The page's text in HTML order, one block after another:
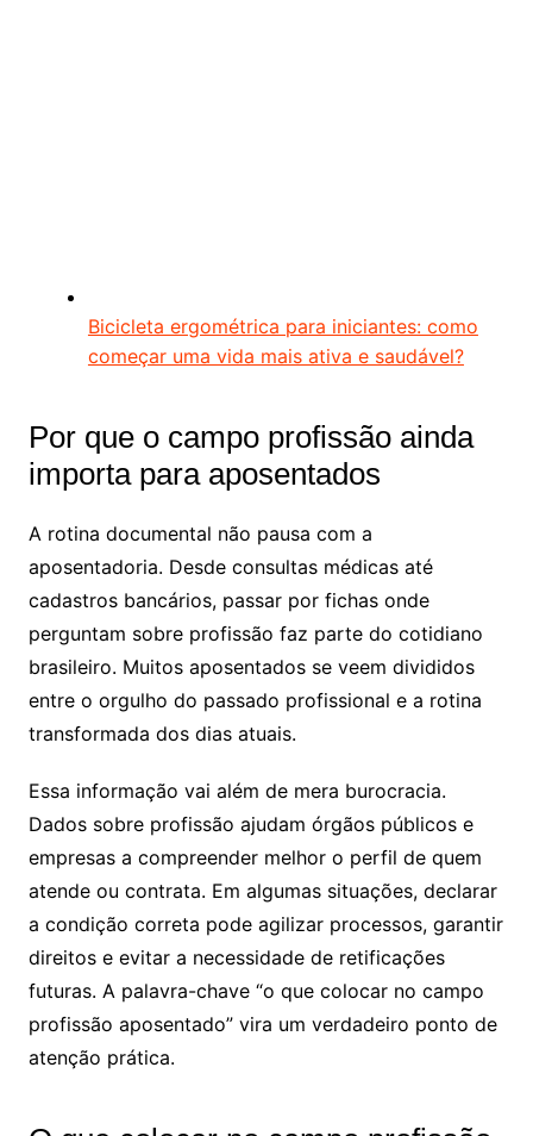
Bicicleta ergométrica para iniciantes: como
começar uma vida mais ativa e saudável?
Por que o campo profissão ainda
importa para aposentados
A rotina documental não pausa com a
aposentadoria. Desde consultas médicas até
cadastros bancários, passar por fichas onde
perguntam sobre profissão faz parte do cotidiano
brasileiro. Muitos aposentados se veem divididos
entre o orgulho do passado profissional e a rotina
transformada dos dias atuais.
Essa informação vai além de mera burocracia.
Dados sobre profissão ajudam órgãos públicos e
empresas a compreender melhor o perfil de quem
atende ou contrata. Em algumas situações, declarar
a condição correta pode agilizar processos, garantir
direitos e evitar a necessidade de retificações
futuras. A palavra-chave “o que colocar no campo
profissão aposentado” vira um verdadeiro ponto de
atenção prática.